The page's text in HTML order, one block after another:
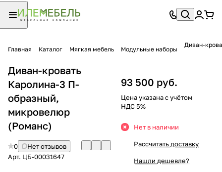
Главная Каталог Мягкая мебель Модульные наборы
Диван-
Диван-кровать
Каролина-3 П-
образный,
микровелюр
(Романс)
0
Нет отзывов
Арт. ЦБ-00031647
93 500 руб.
Цена указана с учётом
НДС 5%
Нет в наличии
Рассчитать доставку
Нашли дешевле?